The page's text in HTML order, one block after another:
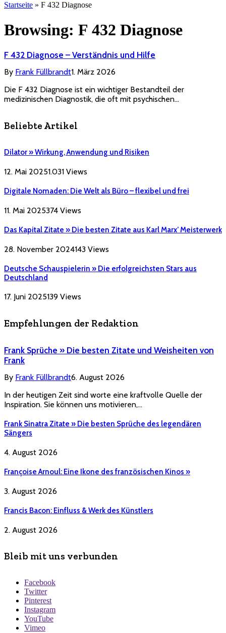
Startseite » F 432 Diagnose
Browsing: F 432 Diagnose
F 432 Diagnose – Verständnis und Hilfe
By Frank Füllbrandt1. März 2026
Die F 432 Diagnose ist ein wichtiger Bestandteil der
medizinischen Diagnostik, die oft mit psychischen…
Beliebte Artikel
Dilator » Wirkung, Anwendung und Risiken
12. Mai 20251.031 Views
Digitale Nomaden: Die Welt als Büro – flexibel und frei
11. Mai 2025374 Views
Das Kapital Zitate » Die besten Zitate aus Karl Marx’ Meisterwerk
28. November 2024143 Views
Deutsche Schauspielerin » Die erfolgreichsten Stars aus
Deutschland
17. Juni 2025139 Views
Empfehlungen der Redaktion
Frank Sprüche » Die besten Zitate und Weisheiten von
Frank
By Frank Füllbrandt6. August 2026
In der heutigen Zeit sind worte eine kraftvolle Quelle der
Inspiration. Sie können uns motivieren,…
Frank Sinatra Zitate » Die besten Sprüche des legendären
Sängers
4. August 2026
Françoise Arnoul: Eine Ikone des französischen Kinos »
3. August 2026
Francis Bacon: Einfluss & Werk des Künstlers
2. August 2026
Bleib mit uns verbunden
Facebook
Twitter
Pinterest
Instagram
YouTube
Vimeo